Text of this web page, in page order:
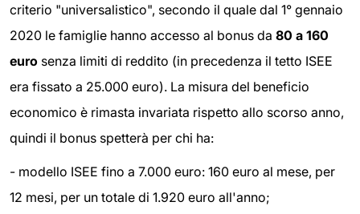
criterio "universalistico", secondo il quale dal 1° gennaio
2020 le famiglie hanno accesso al bonus da 80 a 160
euro senza limiti di reddito (in precedenza il tetto ISEE
era fissato a 25.000 euro). La misura del beneficio
economico è rimasta invariata rispetto allo scorso anno,
quindi il bonus spetterà per chi ha:
- modello ISEE fino a 7.000 euro: 160 euro al mese, per
12 mesi, per un totale di 1.920 euro all'anno;